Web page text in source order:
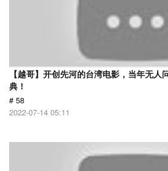
【越哥】开创先河的台湾电影，当年无
典！
# 58
2022-07-14 05:11